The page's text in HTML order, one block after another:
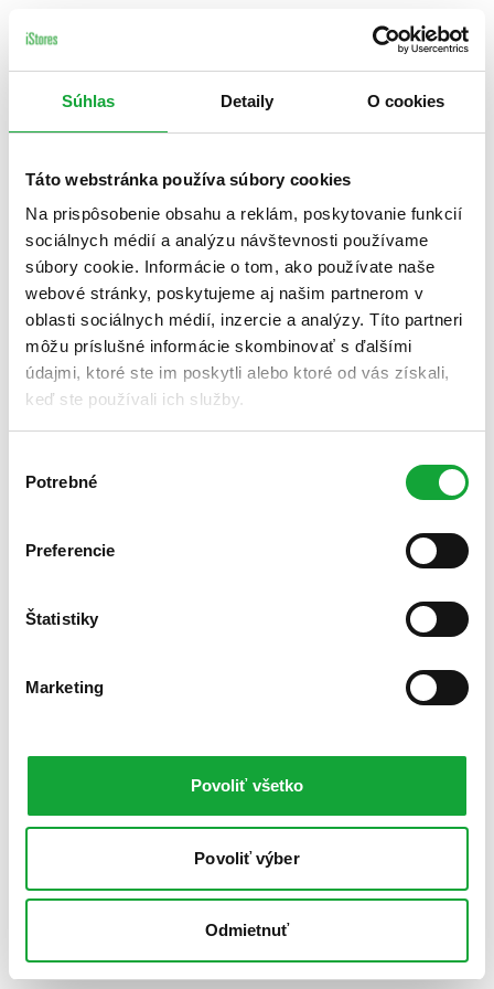
Súhlas Detaily O cookies
Táto webstránka používa súbory cookies
Na prispôsobenie obsahu a reklám, poskytovanie funkcií
sociálnych médií a analýzu návštevnosti používame
súbory cookie. Informácie o tom, ako používate naše
webové stránky, poskytujeme aj našim partnerom v
oblasti sociálnych médií, inzercie a analýzy. Títo partneri
môžu príslušné informácie skombinovať s ďalšími
údajmi, ktoré ste im poskytli alebo ktoré od vás získali,
keď ste používali ich služby.
súhlasu
Potrebné
Preferencie
Štatistiky
Marketing
Povoliť všetko
Povoliť výber
Odmietnuť